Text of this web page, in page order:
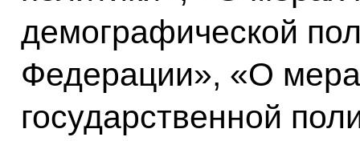
демографической
Федерации», «О
государственной